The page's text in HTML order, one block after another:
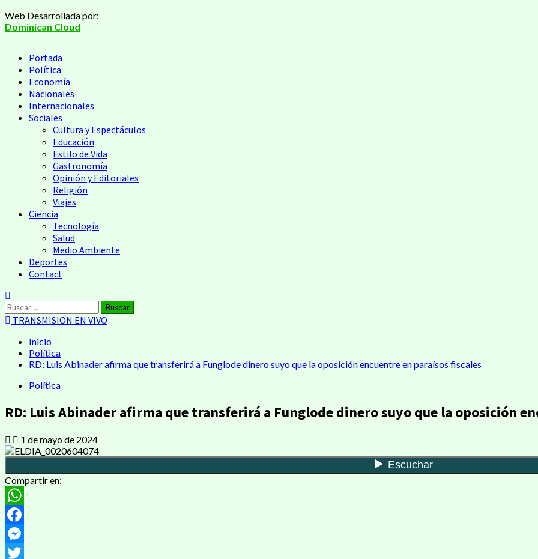
Saltar
al
Web Desarrollada por:
Dominican Cloud
Menú
principal
Portada
Política
Economía
Nacionales
Internacionales
Sociales
Cultura y Espectáculos
Educación
Estilo de Vida
Gastronomía
Opinión y Editoriales
Religión
Viajes
Ciencia
Tecnología
Salud
Medio Ambiente
Deportes
Contact
Buscar:
TRANSMISION EN VIVO
Inicio
Política
RD: Luis Abinader afirma que transferirá a Funglode dinero suyo que la oposición encuentre en paraísos fiscales
Política
RD: Luis Abinader afirma que transferirá a Funglode dinero suyo que la oposición
1 de mayo de 2024
Compartir en:
WhatsApp
Facebook
Messenger